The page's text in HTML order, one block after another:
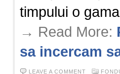
timpului o
→ Read More:
sa incercam
LEAVE A COMMENT